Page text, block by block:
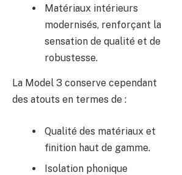
Matériaux intérieurs
modernisés, renforçant la
sensation de qualité et de
robustesse.
La Model 3 conserve cependant
des atouts en termes de :
Qualité des matériaux et
finition haut de gamme.
Isolation phonique